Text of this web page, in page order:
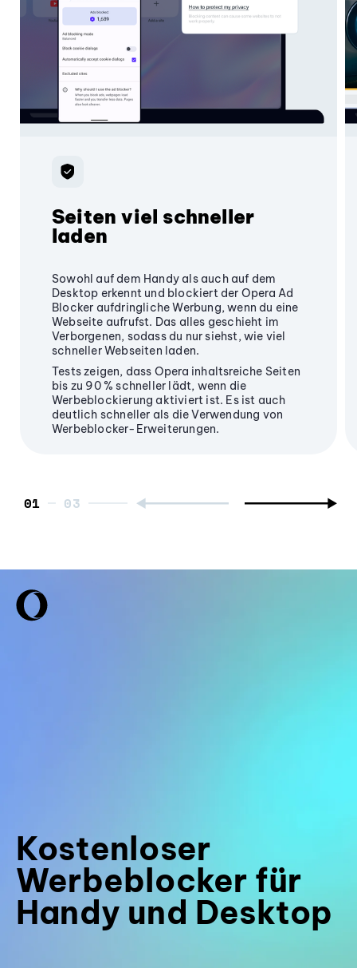
Seiten viel schneller
laden
Sowohl auf dem Handy als auch auf dem
Desktop erkennt und blockiert der Opera Ad
Blocker aufdringliche Werbung, wenn du eine
Webseite aufrufst. Das alles geschieht im
Verborgenen, sodass du nur siehst, wie viel
schneller Webseiten laden.
Tests zeigen, dass Opera inhaltsreiche Seiten
bis zu 90 % schneller lädt, wenn die
Werbeblockierung aktiviert ist. Es ist auch
deutlich schneller als die Verwendung von
Werbeblocker-Erweiterungen.
01
Kostenloser
Werbeblocker für
Handy und Desktop